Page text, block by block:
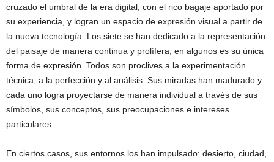
cruzado el umbral de la era digital, con el rico bagaje aportado por
su experiencia, y logran un espacio de expresión visual a partir de
la nueva tecnología. Los siete se han dedicado a la representación
del paisaje de manera continua y prolífera, en algunos es su única
forma de expresión. Todos son proclives a la experimentación
técnica, a la perfección y al análisis. Sus miradas han madurado y
cada uno logra proyectarse de manera individual a través de sus
símbolos, sus conceptos, sus preocupaciones e intereses
particulares.
En ciertos casos, sus entornos los han impulsado: desierto, ciudad,